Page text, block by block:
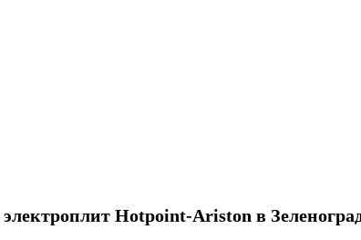
Hotpoint-Ariston в